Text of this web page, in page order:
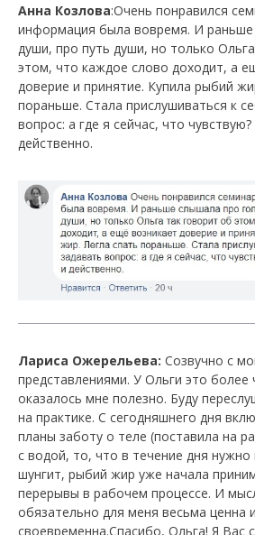
Анна Козлова:Очень понравился
информация была вовремя. И
души, про путь души, но только
этом, что каждое слово доходит, а
доверие и принятие. Купила рыбий
пораньше. Стала прислушиваться к
вопрос: а где я сейчас, что
действенно.
Лариса Ожерельева: Созвучно с
представлениями. У Ольги это более
оказалось мне полезно. Буду
на практике. С сегодняшнего дня
планы заботу о теле (поставила на
с водой, то, что в течение дня нужно
шунгит, рыбий жир уже начала
перерывы в рабочем процессе. И
обязательно для меня весьма ценна и
своевременна.Спасибо, Ольга! Я Вас